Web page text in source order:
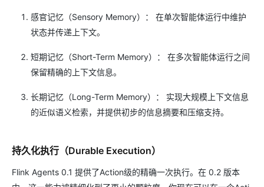
感官记忆（Sensory Memory）： 在单次智能体运行中维护
状态并传递上下文。
短期记忆（Short-Term Memory）： 在多次智能体运行之间
保留精确的上下文信息。
长期记忆（Long-Term Memory）： 实现大规模上下文信息
的近似语义检索，并提供初步的信息摘要和压缩支持。
持久化执行（Durable Execution）
Flink Agents 0.1 提供了Action级的精确一次执行。在 0.2 版本